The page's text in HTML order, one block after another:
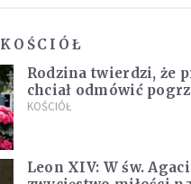
KOŚCIÓŁ
Rodzina twierdzi, że
chciał odmówić
zapowiada wyjaśnienia
KOŚCIÓŁ
Leon XIV: W św.